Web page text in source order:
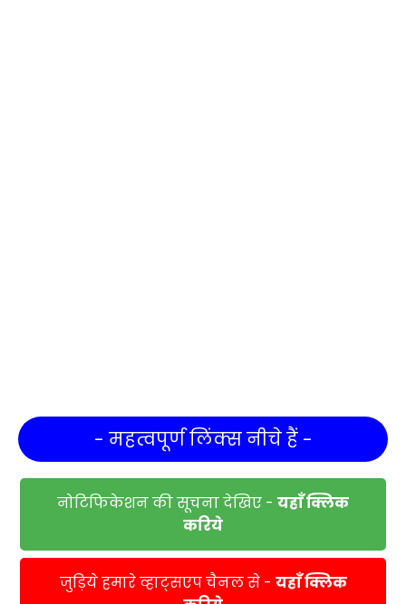
- महत्वपूर्ण लिंक्स नीचे हैं -
नोटिफिकेशन की सूचना देखिए - यहाँ क्लिक
करिये
जुड़िये हमारे व्हाट्सएप चैनल से - यहाँ क्लिक